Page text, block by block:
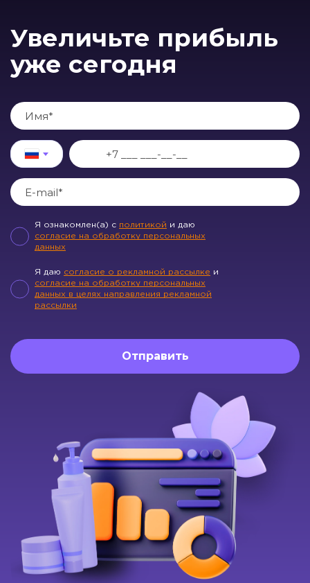
Увеличьте прибыль
уже сегодня
Я ознакомлен(а) с политикой и даю
согласие на обработку персональных
данных
Я даю согласие о рекламной рассылке и
согласие на обработку персональных
данных в целях направления рекламной
рассылки
Отправить